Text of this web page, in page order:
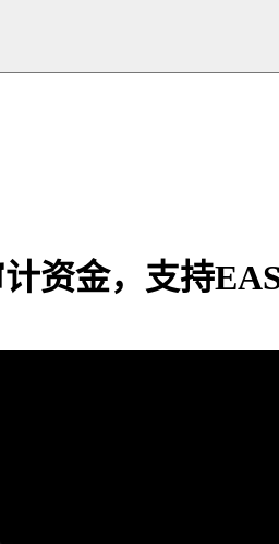
资金，支持